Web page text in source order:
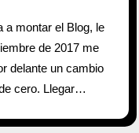
a montar el Blog, le
de 2017 me
delante un cambio
cero. Llegar…